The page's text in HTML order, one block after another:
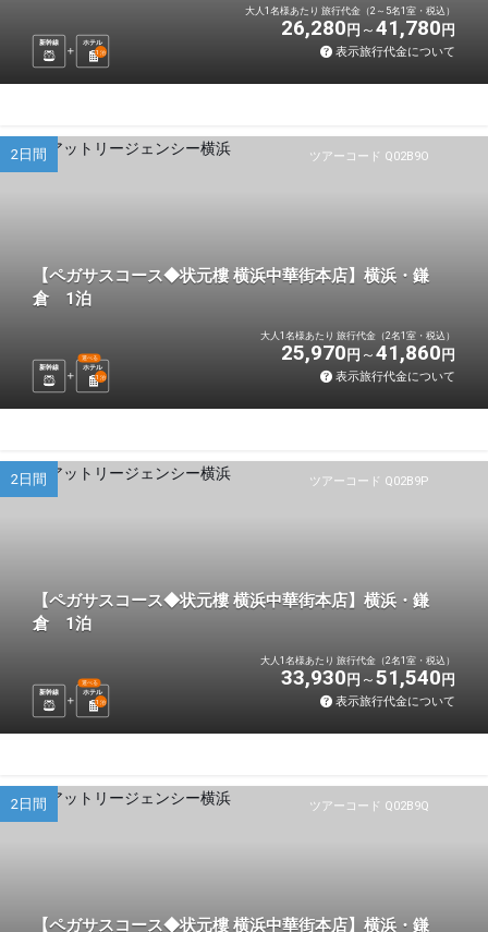
新幹線
ホテル
1 泊
大人1名様あたり 旅行代金（2～5名1室・税込）
26,280 円 41,780 円
表示旅行代金について
ツアーコード Q02B9O
2日間
【ペガサスコース◆状元樓 横浜中華街本店】横浜・鎌
倉 1泊
新幹線 ホテル
選べる
1 泊
大人1名様あたり 旅行代金（2名1室・税込）
25,970 円 41,860 円
表示旅行代金について
ツアーコード Q02B9P
2日間
【ペガサスコース◆状元樓 横浜中華街本店】横浜・鎌
倉 1泊
新幹線 ホテル
選べる
1 泊
大人1名様あたり 旅行代金（2名1室・税込）
33,930 円 51,540 円
表示旅行代金について
ツアーコード Q02B9Q
2日間
【ペガサスコース◆状元樓 横浜中華街本店】横浜・鎌